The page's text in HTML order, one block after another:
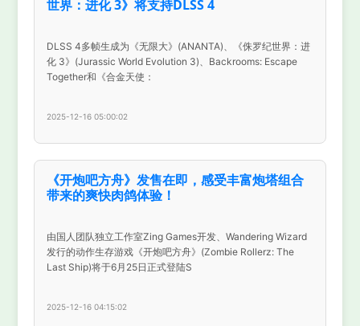
世界：进化 3》将支持DLSS 4
DLSS 4多帧生成为《无限大》(ANANTA)、《侏罗纪世界：进
化 3》(Jurassic World Evolution 3)、Backrooms: Escape
Together和《合金天使：
2025-12-16 05:00:02
《开炮吧方舟》发售在即，感受丰富炮塔组合
带来的爽快肉鸽体验！
由国人团队独立工作室Zing Games开发、Wandering Wizard
发行的动作生存游戏《开炮吧方舟》(Zombie Rollerz: The
Last Ship)将于6月25日正式登陆S
2025-12-16 04:15:02